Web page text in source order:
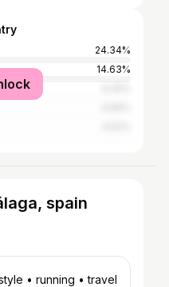
24.34%
14.63%
spain